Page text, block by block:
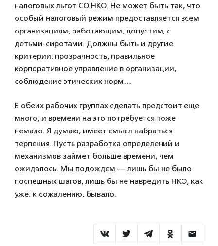
налоговых льгот СО НКО. Не может быть так, что
особый налоговый режим предоставляется всем
организациям, работающим, допустим, с
детьми-сиротами. Должны быть и другие
критерии: прозрачность, правильное
корпоративное управление в организации,
соблюдение этических норм…
В обеих рабочих группах сделать предстоит еще
много, и времени на это потребуется тоже
немало. Я думаю, имеет смысл набраться
терпения. Пусть разработка определений и
механизмов займет больше времени, чем
ожидалось. Мы подождем — лишь бы не было
поспешных шагов, лишь бы не навредить НКО, как
уже, к сожалению, бывало.